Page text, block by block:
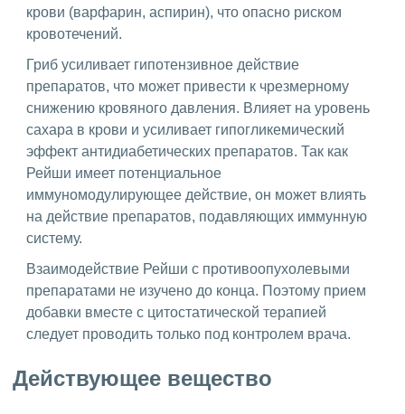
крови (варфарин, аспирин), что опасно риском
кровотечений.
Гриб усиливает гипотензивное действие
препаратов, что может привести к чрезмерному
снижению кровяного давления. Влияет на уровень
сахара в крови и усиливает гипогликемический
эффект антидиабетических препаратов. Так как
Рейши имеет потенциальное
иммуномодулирующее действие, он может влиять
на действие препаратов, подавляющих иммунную
систему.
Взаимодействие Рейши с противоопухолевыми
препаратами не изучено до конца. Поэтому прием
добавки вместе с цитостатической терапией
следует проводить только под контролем врача.
Действующее вещество